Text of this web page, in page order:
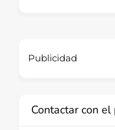
Publicidad
Contactar con